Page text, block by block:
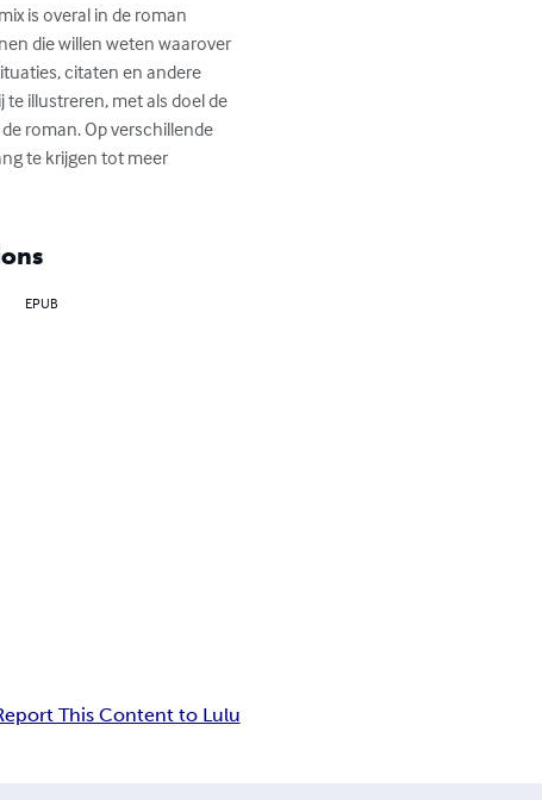
is overal in de roman
die willen weten waarover
citaten en andere
illustreren, met als doel de
roman. Op verschillende
te krijgen tot meer
EPUB
This Content to Lulu